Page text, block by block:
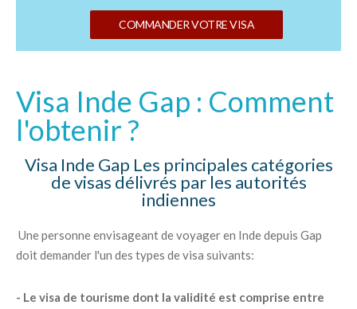
COMMANDER VOTRE VISA
Visa Inde Gap : Comment
l'obtenir ?
Visa Inde Gap Les principales catégories
de visas délivrés par les autorités
indiennes
Une personne envisageant de voyager en Inde depuis Gap
doit demander l'un des types de visa suivants:
- Le visa de tourisme dont la validité est comprise entre